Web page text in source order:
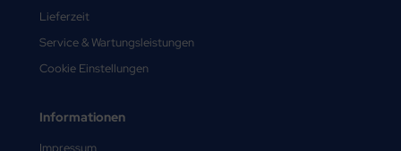
Lieferzeit
Service & Wartungsleistungen
Cookie Einstellungen
Informationen